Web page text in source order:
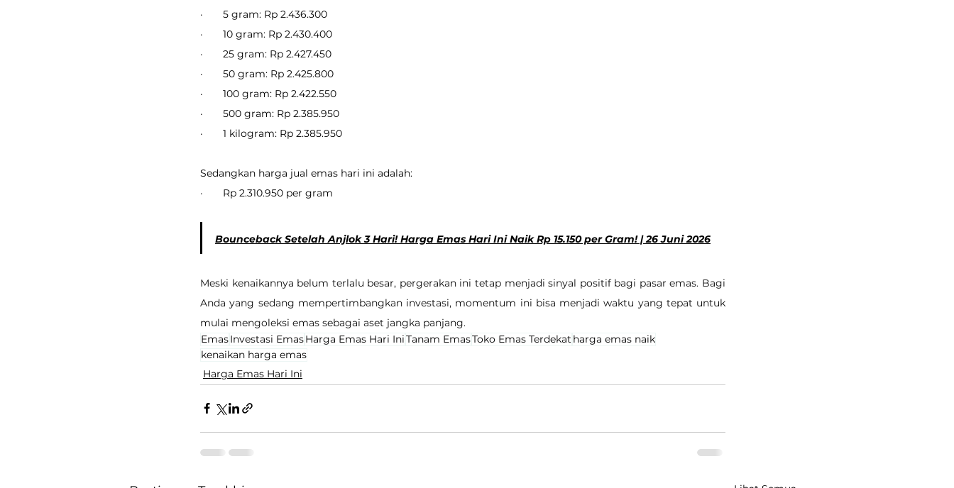
·       5 gram: Rp 2.436.300
·       10 gram: Rp 2.430.400
·       25 gram: Rp 2.427.450
·       50 gram: Rp 2.425.800
·       100 gram: Rp 2.422.550
·       500 gram: Rp 2.385.950
·       1 kilogram: Rp 2.385.950
Sedangkan harga jual emas hari ini adalah:
·       Rp 2.310.950 per gram
Bounceback Setelah Anjlok 3 Hari! Harga Emas Hari Ini Naik Rp 15.150 per Gram! | 26 Juni 2026
Meski kenaikannya belum terlalu besar, pergerakan ini tetap menjadi sinyal positif bagi pasar emas. Bagi
Anda yang sedang mempertimbangkan investasi, momentum ini bisa menjadi waktu yang tepat untuk
mulai mengoleksi emas sebagai aset jangka panjang.
EmasInvestasi EmasHarga Emas Hari IniTanam EmasToko Emas Terdekat harga emas naik
kenaikan harga emas
Harga Emas Hari Ini